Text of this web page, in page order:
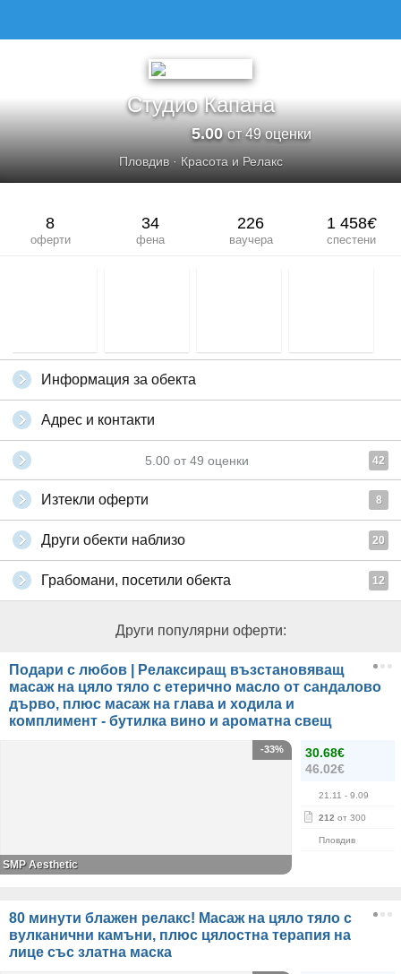
Студио Капана
5.00от 49 оценки
Пловдив· Красота и Релакс
8
оферти
34
фена
226
ваучера
1 458€
спестени
Информация за обекта
Адрес и контакти
5.00 от 49 оценки 42
Изтекли оферти 8
Други обекти наблизо 20
Грабомани, посетили обекта 12
Други популярни оферти:
Подари с любов | Релаксиращ възстановяващ
масаж на цяло тяло с етерично масло от сандалово
дърво, плюс масаж на глава и ходила и
комплимент - бутилка вино и ароматна свещ
30.68€
46.02€
21.11 - 9.09
212 от 300
Пловдив
-33%
SMP Aesthetic
80 минути блажен релакс! Масаж на цяло тяло с
вулканични камъни, плюс цялостна терапия на
лице със златна маска